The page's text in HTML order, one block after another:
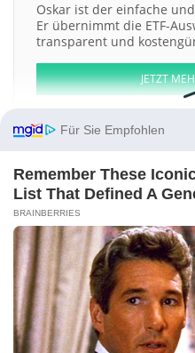
Oskar ist der einfache
Er übernimmt die ETF-
transparent und
JETZT
Aktien ATX DAX EuroStoxx 50
Mountain Crest Acquisition
Cyteir Therapeutics
Kontakt-Impressum-
Sitemap
Datenschutz-
Für Sie Empfohlen
Remember These
List That Defined A
BRAINBERRIES